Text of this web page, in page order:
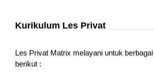
Kurikulum Les Privat
Les Privat Matrix melayani untuk
berikut :